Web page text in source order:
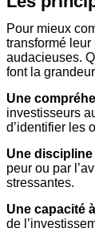
Pour mieux
transformé
audacieuses.
font la
Une
investisseurs
d’identifier les
Une discipline
peur ou par
stressantes.
Une capacité
de